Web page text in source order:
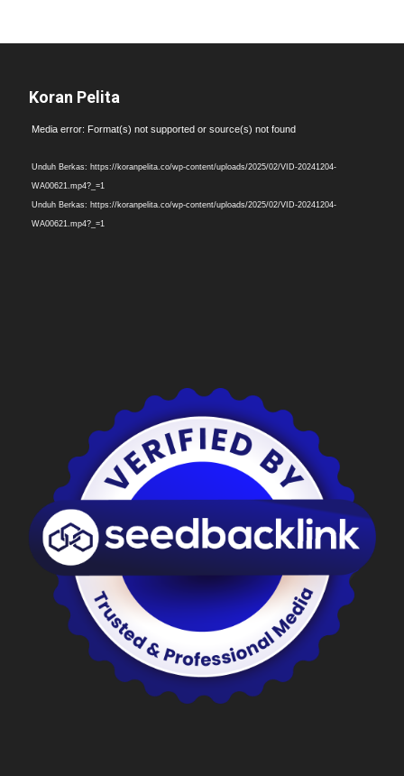
Koran Pelita
Pemutar
Media error: Format(s) not supported or source(s) not found
Unduh Berkas: https://koranpelita.co/wp-content/uploads/2025/02/VID-20241204-
WA00621.mp4?_=1
Unduh Berkas: https://koranpelita.co/wp-content/uploads/2025/02/VID-20241204-
WA00621.mp4?_=1